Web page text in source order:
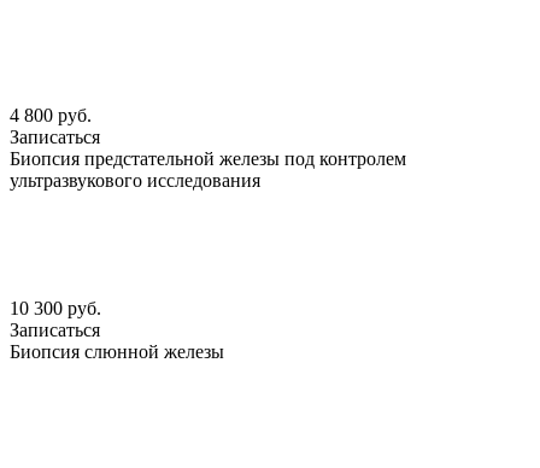
4 800 руб.
Записаться
Биопсия предстательной железы под контролем
ультразвукового исследования
10 300 руб.
Записаться
Биопсия слюнной железы